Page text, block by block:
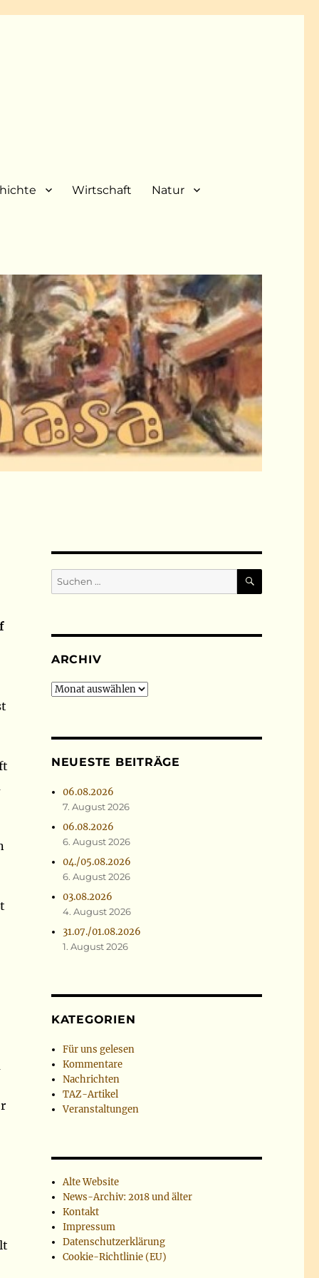
Wirtschaft Natur
Suchen
nach:
SUCHEN
ARCHIV
Archiv
NEUESTE BEITRÄGE
06.08.2026
7. August 2026
06.08.2026
6. August 2026
04./05.08.2026
6. August 2026
03.08.2026
4. August 2026
31.07./01.08.2026
1. August 2026
KATEGORIEN
Für uns gelesen
Kommentare
Nachrichten
TAZ-Artikel
Veranstaltungen
Alte Website
News-Archiv: 2018 und älter
Kontakt
Impressum
Datenschutzerklärung
Cookie-Richtlinie (EU)